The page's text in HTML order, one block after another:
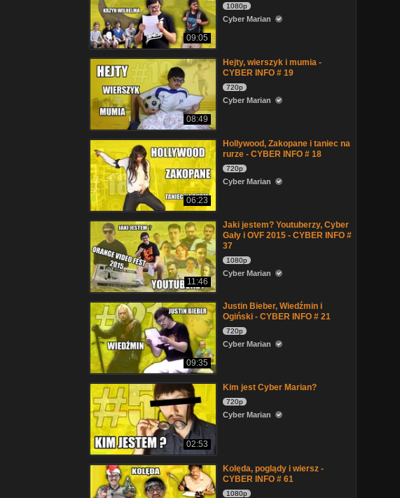
09:05
1080p
Cyber Marian
08:49
Hejty, wierszyk i mumia -
CYBER INFO # 19
720p
Cyber Marian
06:23
Hollywood, Zakopane i taniec na
rurze - CYBER INFO # 18
720p
Cyber Marian
11:46
Jaki jestem? Youtuberzy, Cyber
Gały i OVF 2015 - CYBER INFO #
37
1080p
Cyber Marian
09:35
Justin Bieber, Wiedźmin i
Ogiński - CYBER INFO # 21
720p
Cyber Marian
02:53
Kim jest Cyber Marian?
720p
Cyber Marian
Kolęda, poglądy i wiersz -
CYBER INFO # 61
1080p